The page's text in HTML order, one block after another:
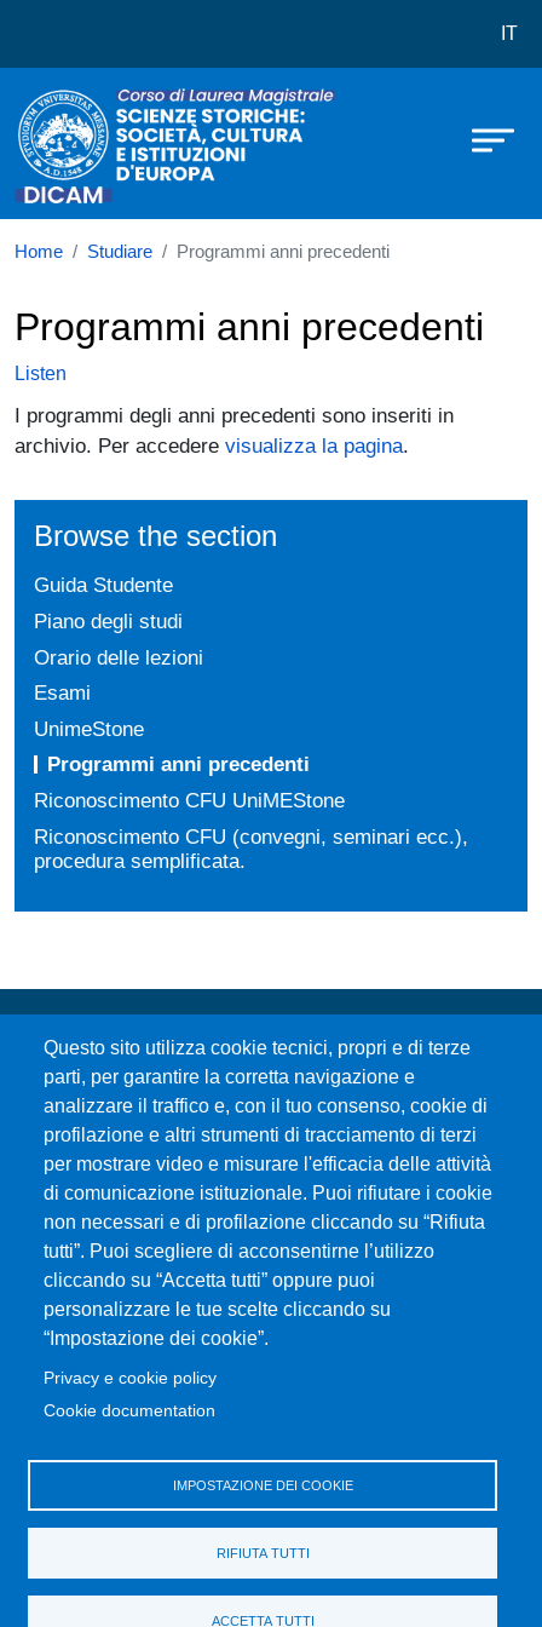
Corso di laurea in Scienze IT
Home Studiare Programmi anni precedenti
Programmi anni precedenti
Listen
I programmi degli anni precedenti sono inseriti in
archivio. Per accedere visualizza la pagina.
Browse the section
Guida Studente
Piano degli studi
Orario delle lezioni
Esami
UnimeStone
Programmi anni precedenti
Riconoscimento CFU UniMEStone
Riconoscimento CFU (convegni, seminari ecc.),
procedura semplificata.
Questo sito utilizza cookie tecnici, propri e di terze
parti, per garantire la corretta navigazione e
analizzare il traffico e, con il tuo consenso, cookie di
profilazione e altri strumenti di tracciamento di terzi
per mostrare video e misurare l'efficacia delle attività
di comunicazione istituzionale. Puoi rifiutare i cookie
non necessari e di profilazione cliccando su “Rifiuta
tutti”. Puoi scegliere di acconsentirne l’utilizzo
cliccando su “Accetta tutti” oppure puoi
personalizzare le tue scelte cliccando su
“Impostazione dei cookie”.
Privacy e cookie policy
Cookie documentation
IMPOSTAZIONE DEI COOKIE
RIFIUTA TUTTI
ACCETTA TUTTI
Università degli Studi di Messina
Piazza Pugliatti, 1 - 98122 Messina
Cod. Fiscale 80004070837
P.IVA 00724160833
Centralino: 090 676 1
MENÙ SOCIAL
MENÙ FOOTER 1
Accessibility statement
Transparent administration
Change your mind on cookies